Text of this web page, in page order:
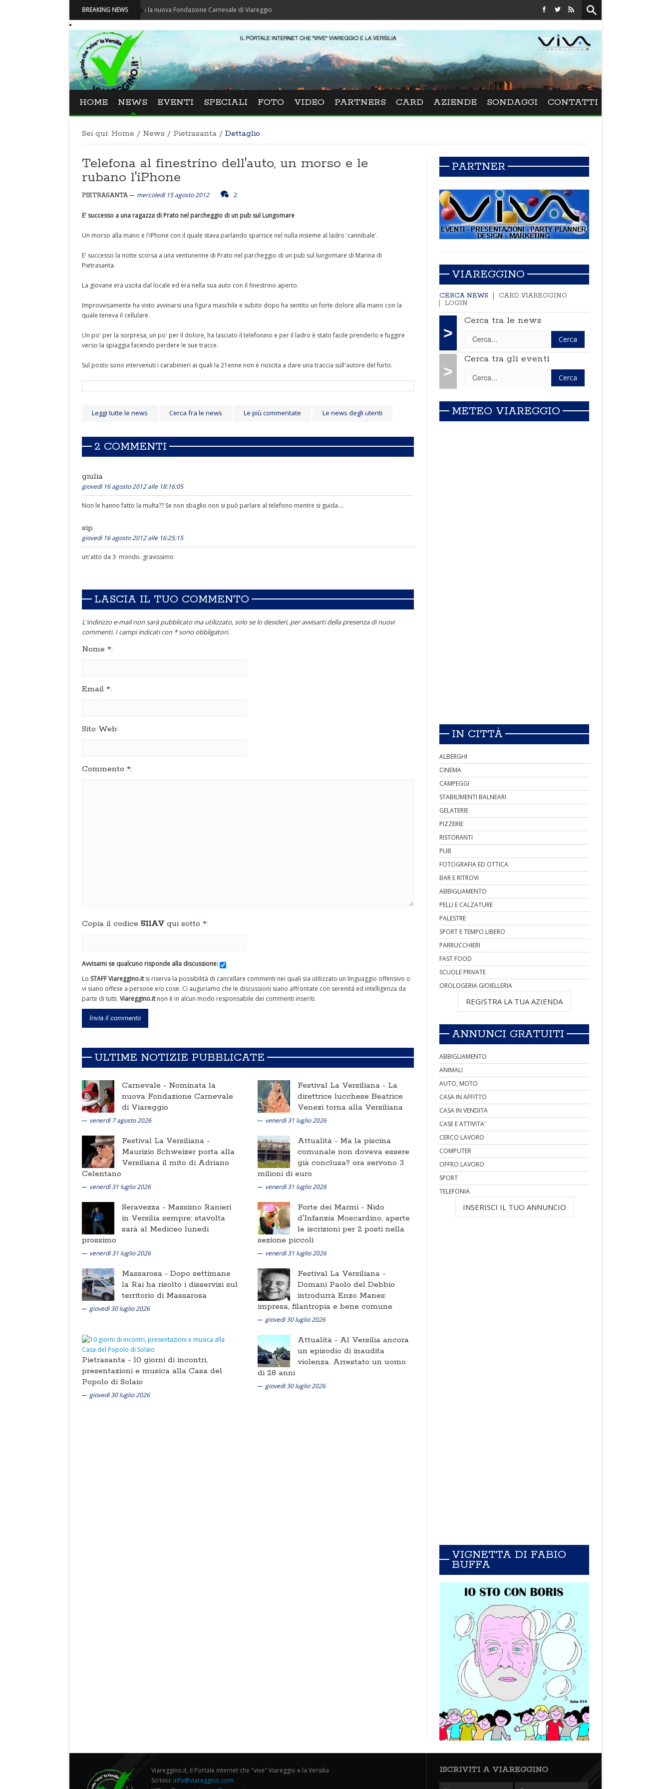
BREAKING NEWS
Carnevale - Nominata la nuova Fondazione Carnevale di Viareggio Festival La Versiliana - La direttrice lucchese Beatrice
HOME NEWS EVENTI SPECIALI FOTO VIDEO PARTNERS CARD AZIENDE SONDAGGI CONTATTI
Sei qui: Home / News / Pietrasanta / Dettaglio
Telefona al finestrino dell'auto, un morso e le
rubano l'iPhone
PIETRASANTA mercoledì 15 agosto 2012 2
E' successo a una ragazza di Prato nel parcheggio di un pub sul Lungomare
Un morso alla mano e l'iPhone con il quale stava parlando sparisce nel nulla insieme al ladro 'cannibale'.
E' successo la notte scorsa a una ventunenne di Prato nel parcheggio di un pub sul lungomare di Marina di
Pietrasanta.
La giovane era uscita dal locale ed era nella sua auto con il finestrino aperto.
Improvvisamente ha visto avvinarsi una figura maschile e subito dopo ha sentito un forte dolore alla mano con la
quale teneva il cellulare.
Un po' per la sorpresa, un po' per il dolore, ha lasciato il telefonino e per il ladro è stato facile prenderlo e fuggire
verso la spiaggia facendo perdere le sue tracce.
Sul posto sono intervenuti i carabinieri ai quali la 21enne non è riuscita a dare una traccia sull'autore del furto.
Leggi tutte le news Cerca fra le news Le più commentate Le news degli utenti
2 COMMENTI
giulia
giovedì 16 agosto 2012 alle 18:16:05
Non le hanno fatto la multa?? Se non sbaglio non si può parlare al telefono mentre si guida....
sip
giovedì 16 agosto 2012 alle 16:25:15
un'atto da 3· mondo. gravissimo
LASCIA IL TUO COMMENTO
L'indirizzo e-mail non sarà pubblicato ma utilizzato, solo se lo desideri, per avvisarti della presenza di nuovi
commenti. I campi indicati con * sono obbligatori.
Nome *:
Email *:
Sito Web:
Commento *:
Copia il codice 511AV qui sotto *:
Avvisami se qualcuno risponde alla discussione:
Lo STAFF Viareggino.itsi riserva la possibilità di cancellare commenti nei quali sia utilizzato un linguaggio offensivo o
vi siano offese a persone e/o cose. Ci auguriamo che le discussioni siano affrontate con serenità ed intelligenza da
parte di tutti. Viareggino.itnon è in alcun modo responsabile dei commenti inseriti.
ULTIME NOTIZIE PUBBLICATE
Carnevale - Nominata la
nuova Fondazione Carnevale
di Viareggio
venerdì 7 agosto 2026
Festival La Versiliana - La
direttrice lucchese Beatrice
Venezi torna alla Versiliana
venerdì 31 luglio 2026
Festival La Versiliana -
Maurizio Schweizer porta alla
Versiliana il mito di Adriano
Celentano
venerdì 31 luglio 2026
Attualità - Ma la piscina
comunale non doveva essere
già conclusa? ora servono 3
milioni di euro
venerdì 31 luglio 2026
Seravezza - Massimo Ranieri
in Versilia sempre: stavolta
sarà al Mediceo lunedi
prossimo
venerdì 31 luglio 2026
Forte dei Marmi - Nido
d'Infanzia Moscardino, aperte
le iscrizioni per 2 posti nella
sezione piccoli
venerdì 31 luglio 2026
Massarosa - Dopo settimane
la Rai ha risolto i disservizi sul
territorio di Massarosa
giovedì 30 luglio 2026
Festival La Versiliana -
Domani Paolo del Debbio
introdurrà Enzo Manes:
impresa, filantropia e bene comune
giovedì 30 luglio 2026
Pietrasanta - 10 giorni di incontri,
presentazioni e musica alla Casa del
Popolo di Solaio
giovedì 30 luglio 2026
Attualità - Al Versilia ancora
un episodio di inaudita
violenza. Arrestato un uomo
di 28 anni
giovedì 30 luglio 2026
PARTNER
VIAREGGINO
CERCA NEWS
CARD VIAREGGINO
LOGIN
>
Cerca tra le news
>
Cerca tra gli eventi
METEO VIAREGGIO
IN CITTÀ
ALBERGHI
CINEMA
CAMPEGGI
STABILIMENTI BALNEARI
GELATERIE
PIZZERIE
RISTORANTI
PUB
FOTOGRAFIA ED OTTICA
BAR E RITROVI
ABBIGLIAMENTO
PELLI E CALZATURE
PALESTRE
SPORT E TEMPO LIBERO
PARRUCCHIERI
FAST FOOD
SCUOLE PRIVATE
OROLOGERIA GIOIELLERIA
REGISTRA LA TUA AZIENDA
ANNUNCI GRATUITI
ABBIGLIAMENTO
ANIMALI
AUTO, MOTO
CASA IN AFFITTO
CASA IN VENDITA
CASE E ATTIVITA'
CERCO LAVORO
COMPUTER
OFFRO LAVORO
SPORT
TELEFONIA
INSERISCI IL TUO ANNUNCIO
VIGNETTA DI FABIO
BUFFA
Viareggino.it, il Portale internet che "vive" Viareggio e la Versilia
Scrivici: info@viareggino.com
ISCRIVITI A VIAREGGINO